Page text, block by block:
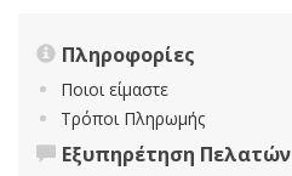
Πληροφορίες
Ποιοι είμαστε
Τρόποι Πληρωμής
Εξυπηρέτηση Πελατών